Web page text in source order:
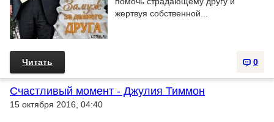
жертвуя собственной...
0
Читать
Счастливый момент - Джулия Тиммон
15 октября 2016, 04:40